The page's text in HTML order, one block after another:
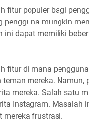
fitur populer bagi
pengguna mungkin
ini dapat memiliki
fitur di mana
mereka.
mereka. Salah satu
Instagram. Masalah
mereka frustrasi.